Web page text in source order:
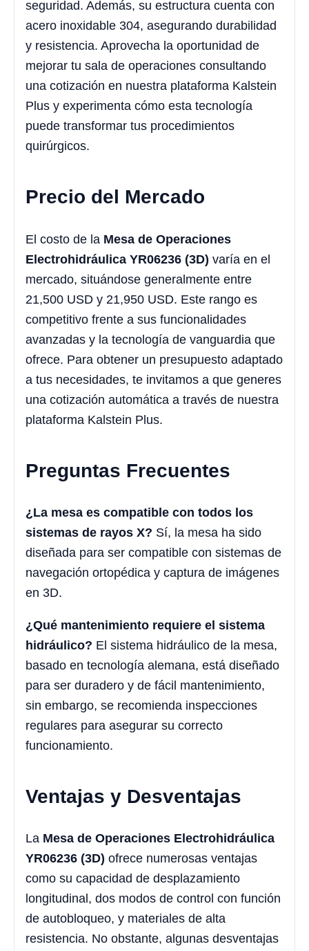
seguridad. Además, su estructura cuenta con
acero inoxidable 304, asegurando durabilidad
y resistencia. Aprovecha la oportunidad de
mejorar tu sala de operaciones consultando
una cotización en nuestra plataforma Kalstein
Plus y experimenta cómo esta tecnología
puede transformar tus procedimientos
quirúrgicos.
Precio del Mercado
El costo de la Mesa de Operaciones
Electrohidráulica YR06236 (3D) varía en el
mercado, situándose generalmente entre
21,500 USD y 21,950 USD. Este rango es
competitivo frente a sus funcionalidades
avanzadas y la tecnología de vanguardia que
ofrece. Para obtener un presupuesto adaptado
a tus necesidades, te invitamos a que generes
una cotización automática a través de nuestra
plataforma Kalstein Plus.
Preguntas Frecuentes
¿La mesa es compatible con todos los
sistemas de rayos X? Sí, la mesa ha sido
diseñada para ser compatible con sistemas de
navegación ortopédica y captura de imágenes
en 3D.
¿Qué mantenimiento requiere el sistema
hidráulico? El sistema hidráulico de la mesa,
basado en tecnología alemana, está diseñado
para ser duradero y de fácil mantenimiento,
sin embargo, se recomienda inspecciones
regulares para asegurar su correcto
funcionamiento.
Ventajas y Desventajas
La Mesa de Operaciones Electrohidráulica
YR06236 (3D) ofrece numerosas ventajas
como su capacidad de desplazamiento
longitudinal, dos modos de control con función
de autobloqueo, y materiales de alta
resistencia. No obstante, algunas desventajas